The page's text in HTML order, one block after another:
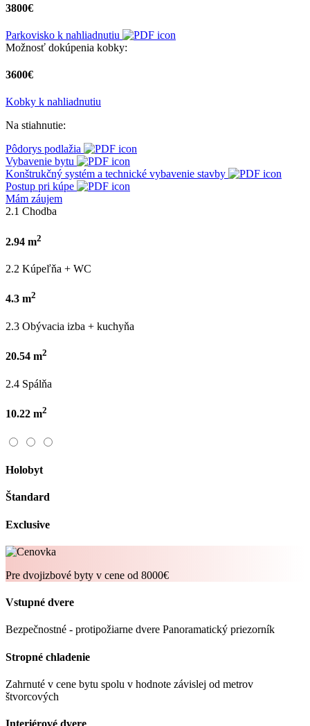
3800€
Parkovisko k nahliadnutiu
Možnosť dokúpenia kobky:
3600€
Kobky k nahliadnutiu
Na stiahnutie:
Pôdorys podlažia
Vybavenie bytu
Konštrukčný systém a technické vybavenie stavby
Postup pri kúpe
Mám záujem
2.1 Chodba
2.94 m2
2.2 Kúpeľňa + WC
4.3 m2
2.3 Obývacia izba + kuchyňa
20.54 m2
2.4 Spálňa
10.22 m2
Holobyt
Štandard
Exclusive
Pre dvojizbové byty v cene od 8000€
Vstupné dvere
Bezpečnostné - protipožiarne dvere Panoramatický priezorník
Stropné chladenie
Zahrnuté v cene bytu spolu v hodnote závislej od metrov
štvorcových